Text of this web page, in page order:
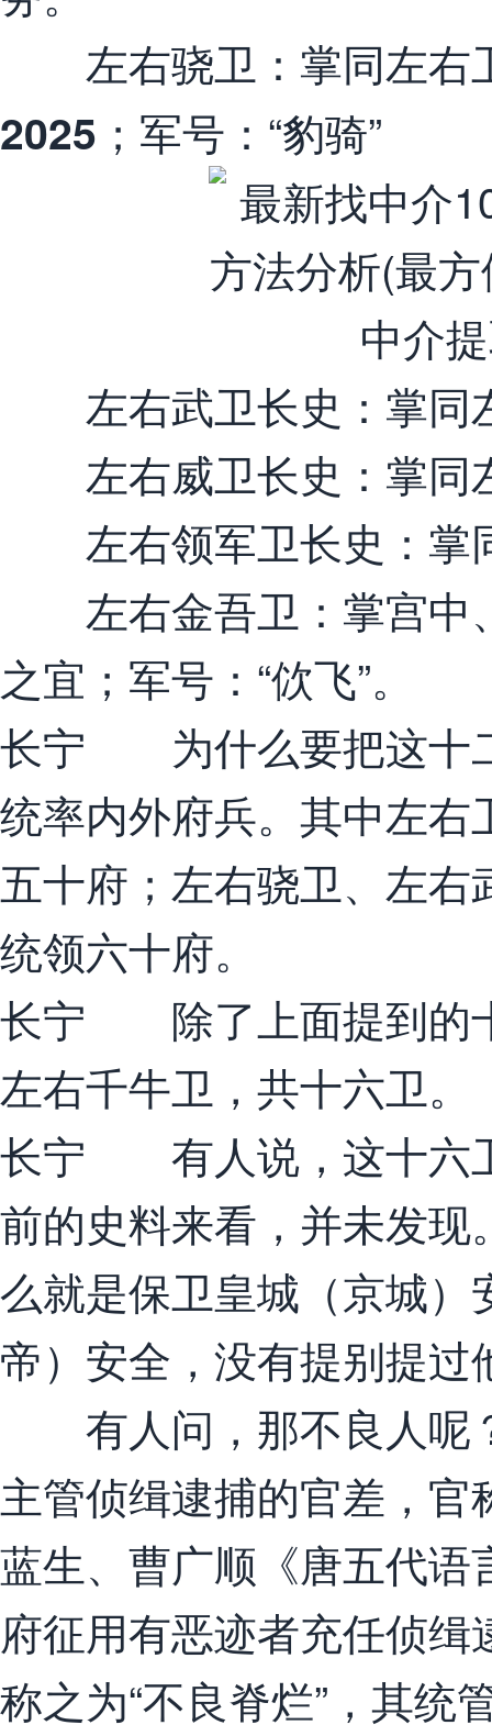
左右骁卫：掌同左右
2025 ；军号：“豹骑”
左右武卫长史：掌同
左右威卫长史：掌同
左右领军卫长史：掌
左右金吾卫：掌宫中
之宜；军号：“佽飞”。
长宁 为什么要把这十
统率内外府兵。其中左
五十府；左右骁卫、左
统领六十府。
长宁 除了上面提到的
左右千牛卫，共十六卫。
长宁 有人说，这十六
前的史料来看，并未发
么就是保卫皇城（京城
帝）安全，没有提别提
有人问，那不良人呢
主管侦缉逮捕的官差，官
蓝生、曹广顺《唐五代语
府征用有恶迹者充任侦缉
称之为“不良脊烂”，其统